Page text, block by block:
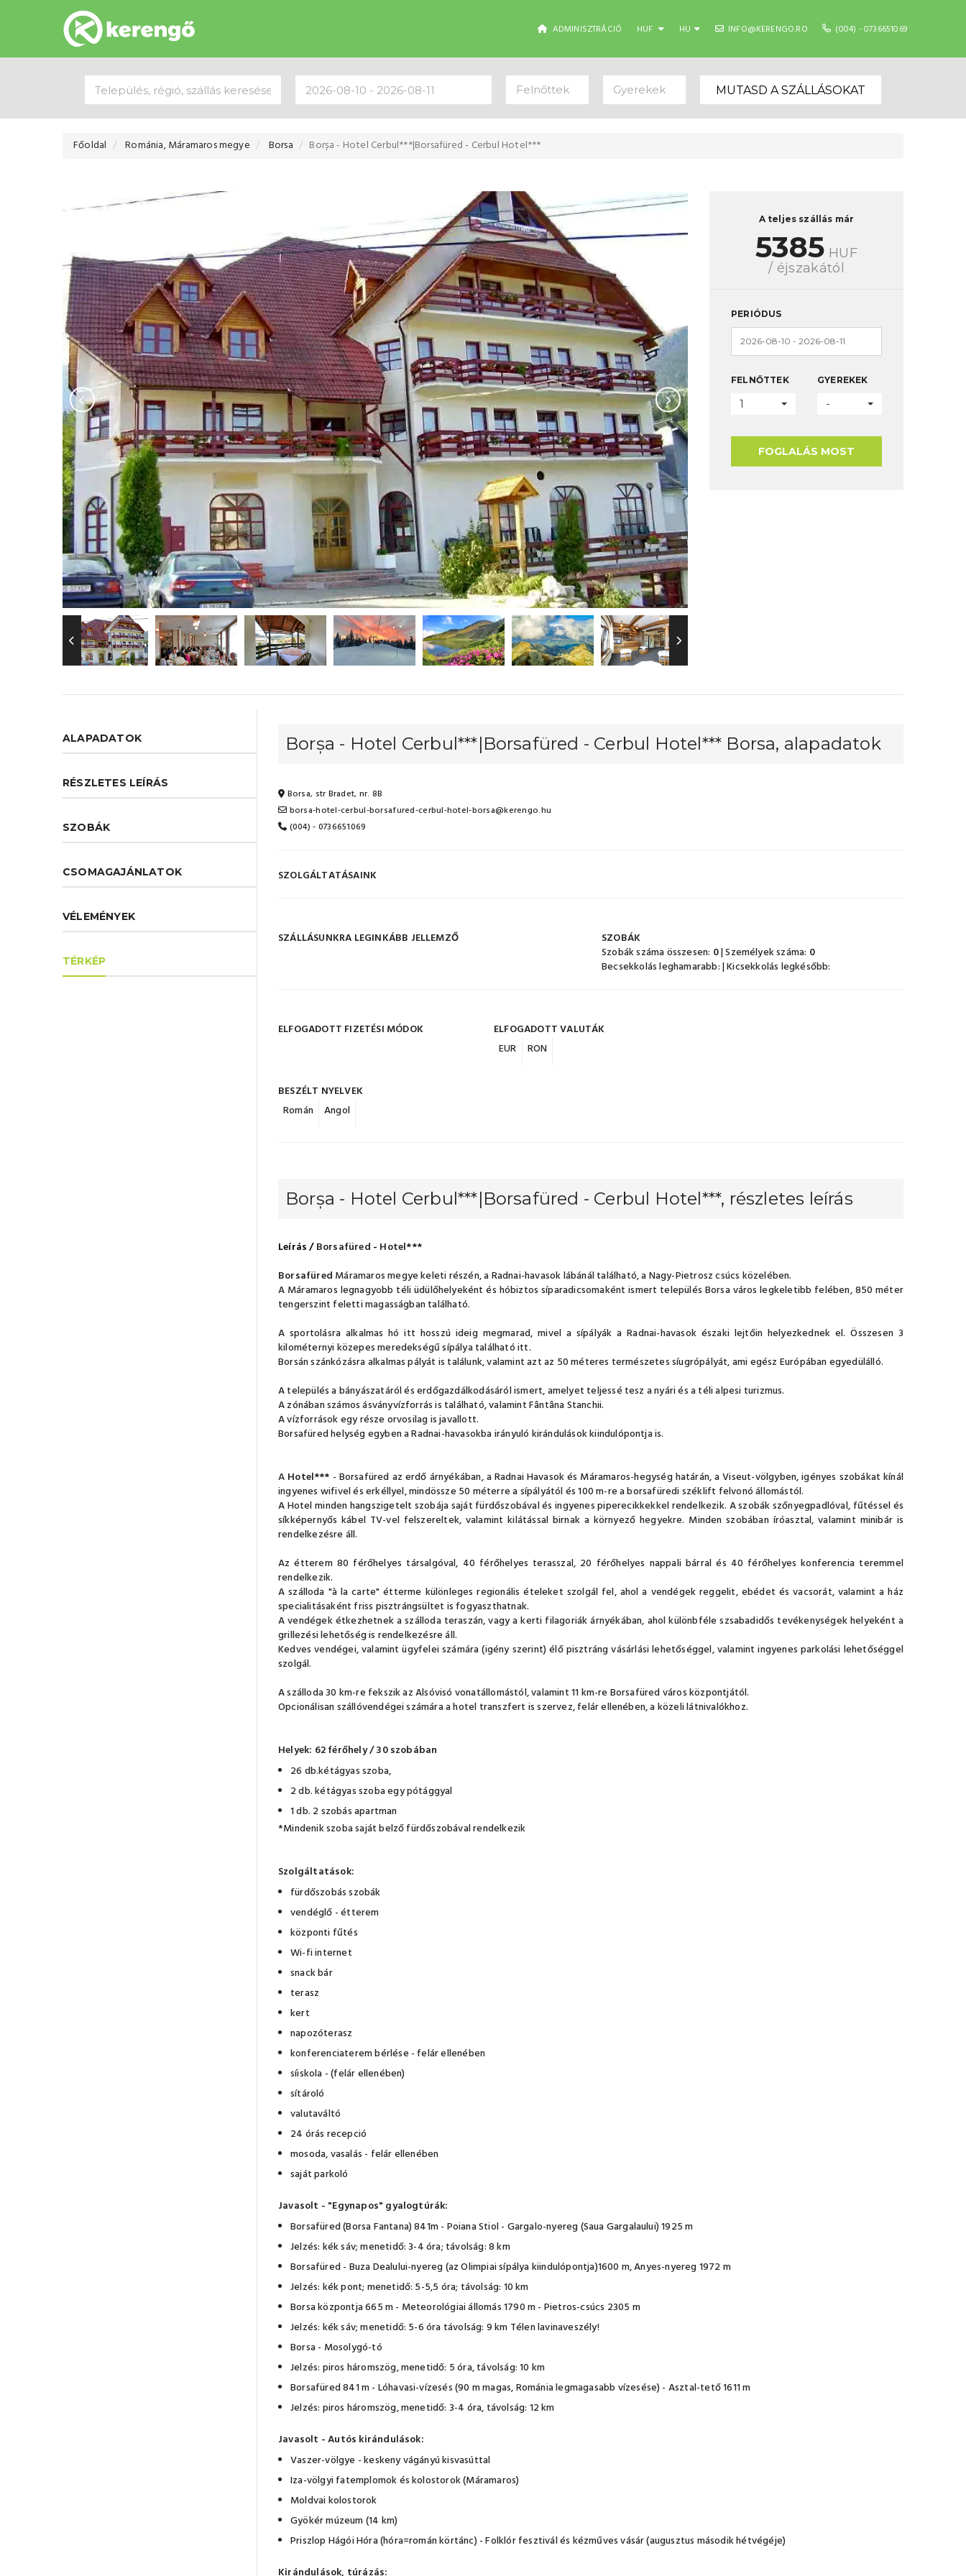
ADMINISZTRÁCIÓ HUF HU INFO@KERENGO.RO (004) - 0736651069
Felnőttek Gyerekek MUTASD A SZÁLLÁSOKAT
Főoldal Románia, Máramaros megye Borsa Borșa - Hotel Cerbul***|Borsafüred - Cerbul Hotel***
A teljes szállás már
5385 HUF
/ éjszakától
PERIÓDUS
FELNŐTTEK
1
GYEREKEK
-
FOGLALÁS MOST
ALAPADATOK
RÉSZLETES LEÍRÁS
SZOBÁK
CSOMAGAJÁNLATOK
VÉLEMÉNYEK
TÉRKÉP
Borșa - Hotel Cerbul***|Borsafüred - Cerbul Hotel*** Borsa, alapadatok
Borsa, str Bradet, nr. 8B
borsa-hotel-cerbul-borsafured-cerbul-hotel-borsa@kerengo.hu
(004) - 0736651069
SZOLGÁLTATÁSAINK
SZÁLLÁSUNKRA LEGINKÁBB JELLEMZŐ
SZOBÁK
Szobák száma összesen: 0| Személyek száma: 0
Becsekkolás leghamarabb:| Kicsekkolás legkésőbb:
ELFOGADOTT FIZETÉSI MÓDOK
ELFOGADOTT VALUTÁK
EUR
RON
BESZÉLT NYELVEK
Román
Angol
Borșa - Hotel Cerbul***|Borsafüred - Cerbul Hotel***, részletes leírás
Leírás /Borsafüred - Hotel***
Borsafüred Máramaros megye keleti részén, a Radnai-havasok lábánál található, a Nagy-Pietrosz csúcs közelében.
A Máramaros legnagyobb téli üdülőhelyeként és hóbiztos síparadicsomaként ismert település Borsa város legkeletibb felében, 850 méter
tengerszint feletti magasságban található.
A sportolásra alkalmas hó itt hosszú ideig megmarad, mivel a sípályák a Radnai-havasok északi lejtőin helyezkednek el. Összesen 3
kilométernyi közepes meredekségű sípálya található itt.
Borsán szánkózásra alkalmas pályát is találunk, valamint azt az 50 méteres természetes síugrópályát, ami egész Európában egyedülálló.
A település a bányászatáról és erdőgazdálkodásáról ismert, amelyet teljessé tesz a nyári és a téli alpesi turizmus.
A zónában számos ásványvízforrás is található, valamint Fântâna Stanchii.
A vízforrások egy része orvosilag is javallott.
Borsafüred helység egyben a Radnai-havasokba irányuló kirándulások kiindulópontja is.
A Hotel*** - Borsafüred az erdő árnyékában, a Radnai Havasok és Máramaros-hegység határán, a Viseut-völgyben, igényes szobákat kínál
ingyenes wifivel és erkéllyel, mindössze 50 méterre a sípályától és 100 m-re a borsafüredi széklift felvonó állomástól.
A Hotel minden hangszigetelt szobája saját fürdőszobával és ingyenes piperecikkekkel rendelkezik. A szobák szőnyegpadlóval, fűtéssel és
síkképernyős kábel TV-vel felszereltek, valamint kilátással birnak a környező hegyekre. Minden szobában íróasztal, valamint minibár is
rendelkezésre áll.
Az étterem 80 férőhelyes társalgóval, 40 férőhelyes terasszal, 20 férőhelyes nappali bárral és 40 férőhelyes konferencia teremmel
rendelkezik.
A szálloda "à la carte" étterme különleges regionális ételeket szolgál fel, ahol a vendégek reggelit, ebédet és vacsorát, valamint a ház
specialitásaként friss pisztrángsültet is fogyaszthatnak.
A vendégek étkezhetnek a szálloda teraszán, vagy a kerti filagoriák árnyékában, ahol különbféle szsabadidős tevékenységek helyeként a
grillezési lehetőség is rendelkezésre áll.
Kedves vendégei, valamint ügyfelei számára (igény szerint) élő pisztráng vásárlási lehetőséggel, valamint ingyenes parkolási lehetőséggel
szolgál.
A szálloda 30 km-re fekszik az Alsóvisó vonatállomástól, valamint 11 km-re Borsafüred város központjától.
Opcionálisan szállóvendégei számára a hotel transzfert is szervez, felár ellenében, a közeli látnivalókhoz.
Helyek: 62 férőhely / 30 szobában
26 db.kétágyas szoba,
2 db. kétágyas szoba egy pótággyal
1 db. 2 szobás apartman
*Mindenik szoba saját belző fürdőszobával rendelkezik
Szolgáltatások:
fürdőszobás szobák
vendéglő - étterem
központi fűtés
Wi-fi internet
snack bár
terasz
kert
napozóterasz
konferenciaterem bérlése - felár ellenében
síiskola - (felár ellenében)
sítároló
valutaváltó
24 órás recepció
mosoda, vasalás - felár ellenében
saját parkoló
Javasolt - "Egynapos" gyalogtúrák:
Borsafüred (Borsa Fantana) 841m - Poiana Stiol - Gargalo-nyereg (Saua Gargalaului) 1925 m
Jelzés: kék sáv; menetidő: 3-4 óra; távolság: 8 km
Borsafüred - Buza Dealului-nyereg (az Olimpiai sípálya kiindulópontja)1600 m, Anyes-nyereg 1972 m
Jelzés: kék pont; menetidő: 5-5,5 óra; távolság: 10 km
Borsa központja 665 m - Meteorológiai állomás 1790 m - Pietros-csúcs 2305 m
Jelzés: kék sáv; menetidő: 5-6 óra távolság: 9 km Télen lavinaveszély!
Borsa - Mosolygó-tó
Jelzés: piros háromszög, menetidő: 5 óra, távolság: 10 km
Borsafüred 841 m - Lóhavasi-vízesés (90 m magas, Románia legmagasabb vízesése) - Asztal-tető 1611 m
Jelzés: piros háromszög, menetidő: 3-4 óra, távolság: 12 km
Javasolt - Autós kirándulások:
Vaszer-völgye - keskeny vágányú kisvasúttal
Iza-völgyi fatemplomok és kolostorok (Máramaros)
Moldvai kolostorok
Gyökér múzeum (14 km)
Priszlop Hágói Hóra (hóra=román körtánc) - Folklór fesztivál és kézműves vásár (augusztus második hétvégéje)